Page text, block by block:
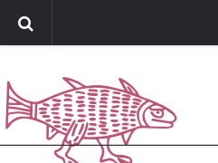
Обратная связь
Поддержать сайт